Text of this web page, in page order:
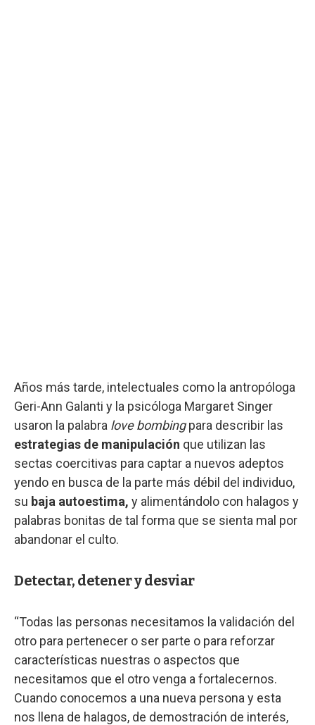
Años más tarde, intelectuales como la antropóloga
Geri-Ann Galanti y la psicóloga Margaret Singer
usaron la palabra love bombingpara describir las
estrategias de manipulación que utilizan las
sectas coercitivas para captar a nuevos adeptos
yendo en busca de la parte más débil del individuo,
su baja autoestima, y alimentándolo con halagos y
palabras bonitas de tal forma que se sienta mal por
abandonar el culto.
Detectar, detener y desviar
“Todas las personas necesitamos la validación del
otro para pertenecer o ser parte o para reforzar
características nuestras o aspectos que
necesitamos que el otro venga a fortalecernos.
Cuando conocemos a una nueva persona y esta
nos llena de halagos, de demostración de interés,